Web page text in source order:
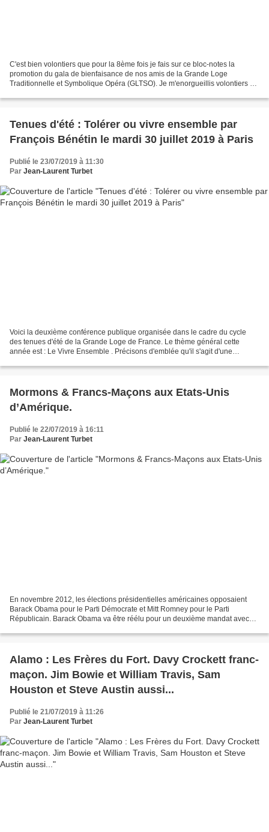
C'est bien volontiers que pour la 8ème fois je fais sur ce bloc-notes la
promotion du gala de bienfaisance de nos amis de la Grande Loge
Traditionnelle et Symbolique Opéra (GLTSO). Je m'enorgueillis volontiers de
Tenues d'été : Tolérer ou vivre ensemble par
François Bénétin le mardi 30 juillet 2019 à Paris
Publié le 23/07/2019 à 11:30
Par Jean-Laurent Turbet
Voici la deuxième conférence publique organisée dans le cadre du cycle
des tenues d'été de la Grande Loge de France. Le thème général cette
année est : Le Vivre Ensemble . Précisons d'emblée qu'il s'agit d'une
Mormons & Francs-Maçons aux Etats-Unis
d’Amérique.
Publié le 22/07/2019 à 16:11
Par Jean-Laurent Turbet
En novembre 2012, les élections présidentielles américaines opposaient
Barack Obama pour le Parti Démocrate et Mitt Romney pour le Parti
Républicain. Barack Obama va être réélu pour un deuxième mandat avec
Alamo : Les Frères du Fort. Davy Crockett franc-
maçon. Jim Bowie et William Travis, Sam
Houston et Steve Austin aussi...
Publié le 21/07/2019 à 11:26
Par Jean-Laurent Turbet